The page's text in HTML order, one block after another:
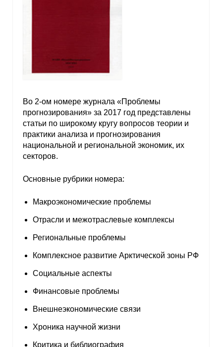
Во 2-ом номере журнала «Проблемы
прогнозирования» за 2017 год представлены
статьи по широкому кругу вопросов теории и
практики анализа и прогнозирования
национальной и региональной экономик, их
секторов.
Основные рубрики номера:
Макроэкономические проблемы
Отрасли и межотраслевые комплексы
Региональные проблемы
Комплексное развитие Арктической зоны РФ
Социальные аспекты
Финансовые проблемы
Внешнеэкономические связи
Хроника научной жизни
Критика и библиография